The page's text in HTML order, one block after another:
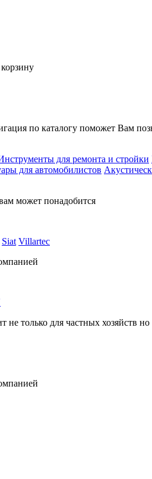
по каталогу поможет Вам
для ремонта и стройки
для автомобилистов
может понадобится
Siat Villartec
только для частных хозяйств